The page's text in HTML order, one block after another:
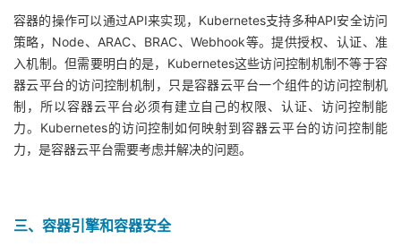
容器的操作可以通过API来实现，Kubernetes支持多种API安全访问
策略，Node、ARAC、BRAC、Webhook等。提供授权、认证、准
入机制。但需要明白的是，Kubernetes这些访问控制机制不等于容
器云平台的访问控制机制，只是容器云平台一个组件的访问控制机
制，所以容器云平台必须有建立自己的权限、认证、访问控制能
力。Kubernetes的访问控制如何映射到容器云平台的访问控制能
力，是容器云平台需要考虑并解决的问题。
三、容器引擎和容器安全